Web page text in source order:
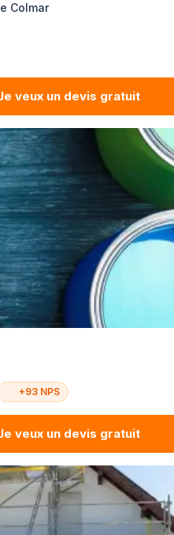
Colmar
veux un devis gratuit
+93 NPS
veux un devis gratuit